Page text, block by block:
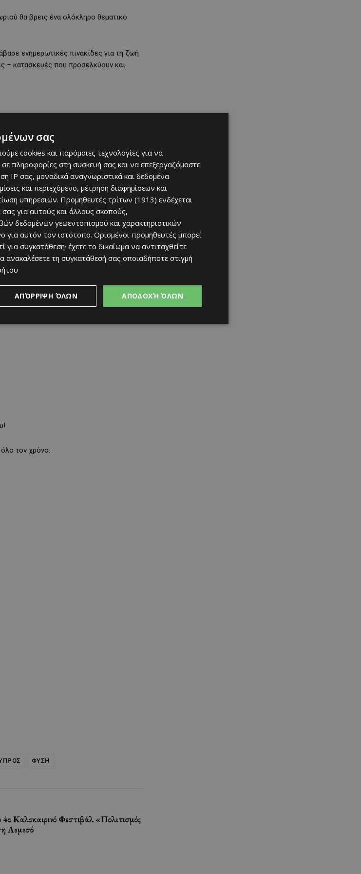
θα βρεις ένα ολόκληρο θεματικό
ενημερωτικές πινακίδες για τη ζωή
– κατασκευές που προσελκύουν και
Μελιού και Μελισσοκομίας!
την εκκλησία, και πάγκους με τοπικά
ενώ οι μεγάλοι απόλαυσαν δοκιμές
στη φύση, τη γνώση και την
τον χρόνο:
ΦΥΣΗ
4ο Καλοκαιρινό Φεστιβάλ «Πολιτισμός
Λεμεσό
σας
cookies και παρόμοιες τεχνολογίες για να
πληροφορίες στη συσκευή σας και να επεξεργαζόμαστε
IP σας, μοναδικά αναγνωριστικά και δεδομένα
και περιεχόμενο, μέτρηση διαφημίσεων και
υπηρεσιών. Προμηθευτές τρίτων (1913) ενδέχεται
για αυτούς και άλλους σκοπούς,
δεδομένων γεωεντοπισμού και χαρακτηριστικών
για αυτόν τον ιστότοπο. Ορισμένοι προμηθευτές μπορεί
συγκατάθεση· έχετε το δικαίωμα να αντιταχθείτε
ανακαλέσετε τη συγκατάθεσή σας οποιαδήποτε στιγμή
ΑΠΟΔΟΧΉ ΌΛΩΝ
ΑΠΌΡΡΙΨΗ ΌΛΩΝ